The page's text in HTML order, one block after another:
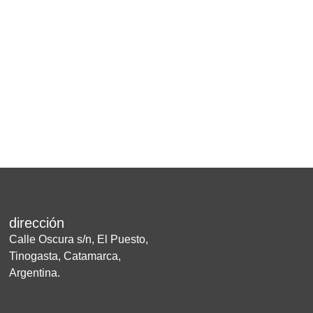
dirección
Calle Oscura s/n, El Puesto,
Tinogasta, Catamarca,
Argentina.